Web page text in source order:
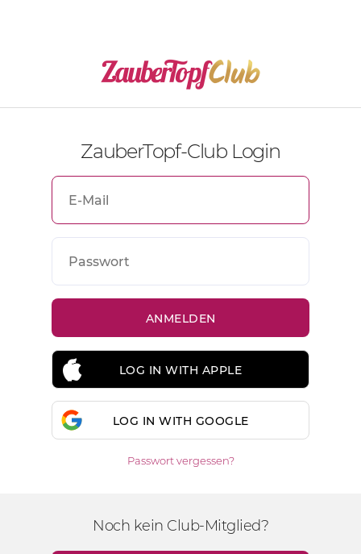
ZauberTopf-Club Login
LOG IN WITH APPLE
LOG IN WITH GOOGLE
Passwort vergessen?
Noch kein Club-Mitglied?